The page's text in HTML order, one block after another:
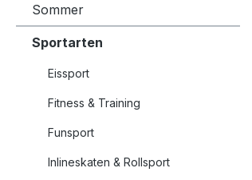
Sommer
Sportarten
Eissport
Fitness & Training
Funsport
Inlineskaten & Rollsport